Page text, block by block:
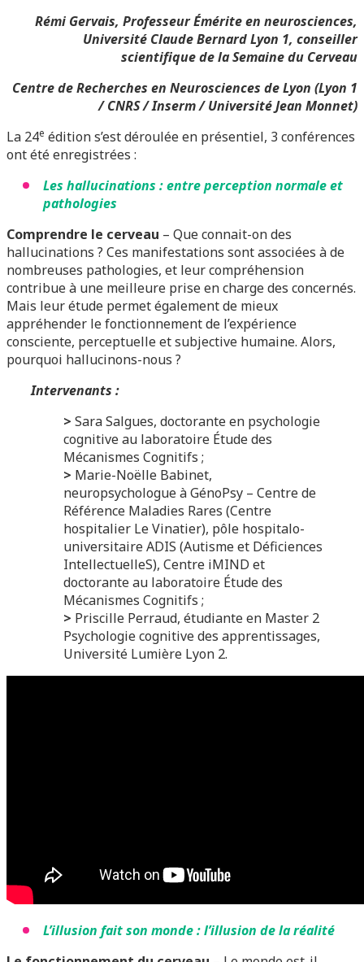
Rémi Gervais, Professeur Émérite en neurosciences,
Université Claude Bernard Lyon 1, conseiller
scientifique de la Semaine du Cerveau
Centre de Recherches en Neurosciences de Lyon (Lyon 1
/ CNRS / Inserm / Université Jean Monnet)
La 24e édition s’est déroulée en présentiel, 3 conférences
ont été enregistrées :
Les hallucinations : entre perception normale et
pathologies
Comprendre le cerveau – Que connait-on des
hallucinations ? Ces manifestations sont associées à de
nombreuses pathologies, et leur compréhension
contribue à une meilleure prise en charge des concernés.
Mais leur étude permet également de mieux
appréhender le fonctionnement de l’expérience
consciente, perceptuelle et subjective humaine. Alors,
pourquoi hallucinons-nous ?
Intervenants :
> Sara Salgues, doctorante en psychologie
cognitive au laboratoire Étude des
Mécanismes Cognitifs ;
> Marie-Noëlle Babinet,
neuropsychologue à GénoPsy – Centre de
Référence Maladies Rares (Centre
hospitalier Le Vinatier), pôle hospitalo-
universitaire ADIS (Autisme et Déficiences
IntellectuelleS), Centre iMIND et
doctorante au laboratoire Étude des
Mécanismes Cognitifs ;
> Priscille Perraud, étudiante en Master 2
Psychologie cognitive des apprentissages,
Université Lumière Lyon 2.
L’illusion fait son monde : l’illusion de la réalité